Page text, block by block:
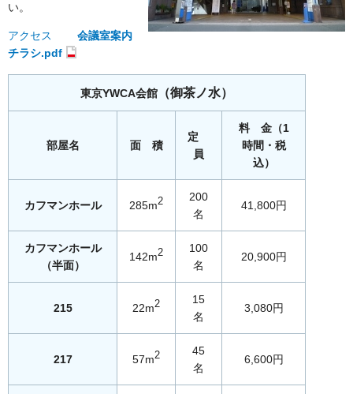
い。
アクセス
会議室案内
チラシ.pdf
東京YWCA会館 （御茶ノ水）
部屋名 面 積
定
員
料 金（1
時間・税
込）
カフマンホール 285m2
200
名
41,800円
カフマンホール
（半面）
142m2
100
名
20,900円
215 22m2
15
名
3,080円
217 57m2
45
名
6,600円